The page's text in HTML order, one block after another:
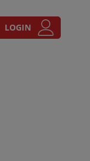
LOGIN